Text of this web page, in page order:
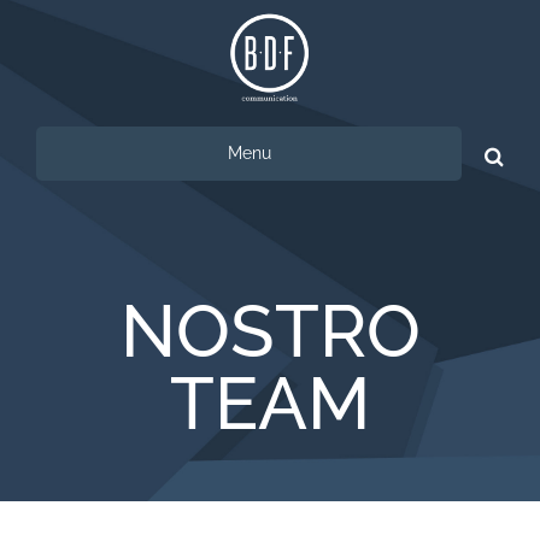
Menu
Ricerca
NOSTRO
TEAM